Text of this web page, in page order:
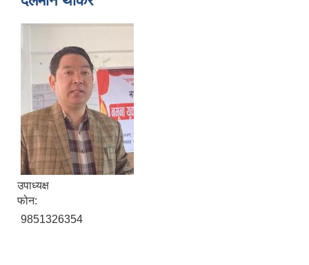
उपाध्यक्ष
फोन:
9851326354